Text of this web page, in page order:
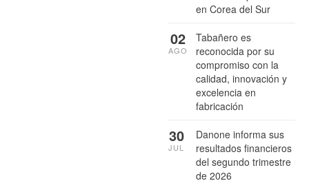
en Corea del Sur
Tabañero es
reconocida por su
compromiso con la
calidad, innovación y
excelencia en
fabricación
02
AGO
Danone informa sus
resultados financieros
del segundo trimestre
de 2026
30
JUL